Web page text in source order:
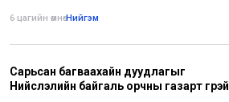
6 цагийн өмнө•Нийгэм
Сарьсан багваахайн дуудлагыг
Нийслэлийн байгаль орчны газарт өгөөрэй